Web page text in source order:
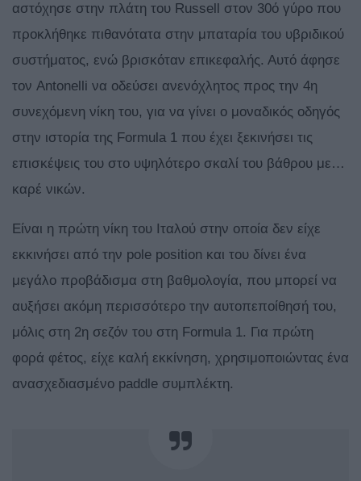
αστόχησε στην πλάτη του Russell στον 30ό γύρο που
προκλήθηκε πιθανότατα στην μπαταρία του υβριδικού
συστήματος, ενώ βρισκόταν επικεφαλής. Αυτό άφησε
τον Antonelli να οδεύσει ανενόχλητος προς την 4η
συνεχόμενη νίκη του, για να γίνει ο μοναδικός οδηγός
στην ιστορία της Formula 1 που έχει ξεκινήσει τις
επισκέψεις του στο υψηλότερο σκαλί του βάθρου με…
καρέ νικών.
Είναι η πρώτη νίκη του Ιταλού στην οποία δεν είχε
εκκινήσει από την pole position και του δίνει ένα
μεγάλο προβάδισμα στη βαθμολογία, που μπορεί να
αυξήσει ακόμη περισσότερο την αυτοπεποίθησή του,
μόλις στη 2η σεζόν του στη Formula 1. Για πρώτη
φορά φέτος, είχε καλή εκκίνηση, χρησιμοποιώντας ένα
ανασχεδιασμένο paddle συμπλέκτη.